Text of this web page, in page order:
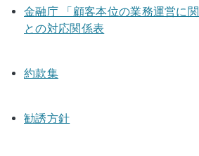
金融庁 「顧客本位の業務運営に
との対応関係表
約款集
勧誘方針